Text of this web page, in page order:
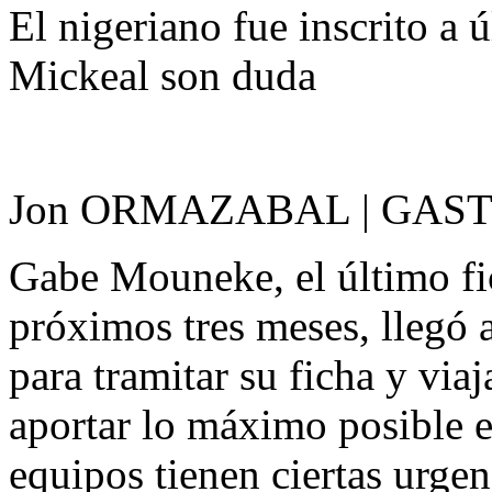
El nigeriano fue inscrito a
Mickeal son duda
Jon ORMAZABAL |
Gabe Mouneke, el último
próximos tres meses, llegó
para tramitar su ficha y
aportar lo máximo posible
equipos tienen ciertas